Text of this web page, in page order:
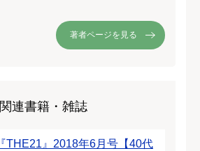
著者ページを見る
関連書籍・雑誌
『THE21』2018年6月号【40代